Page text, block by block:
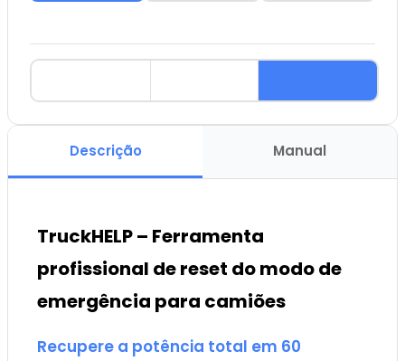
Descrição Manual
TruckHELP – Ferramenta
profissional de reset do modo de
emergência para camiões
Recupere a potência total em 60